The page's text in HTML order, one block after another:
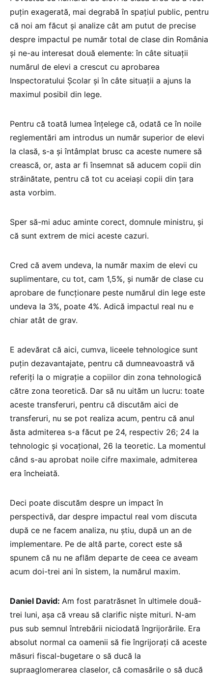
puțin exagerată, mai degrabă în spațiul public, pentru
că noi am făcut și analize cât am putut de precise
despre impactul pe număr total de clase din România
și ne-au interesat două elemente: în câte situații
numărul de elevi a crescut cu aprobarea
Inspectoratului Școlar și în câte situații a ajuns la
maximul posibil din lege.
Pentru că toată lumea înțelege că, odată ce în noile
reglementări am introdus un număr superior de elevi
la clasă, s-a și întâmplat brusc ca aceste numere să
crească, or, asta ar fi însemnat să aducem copii din
străinătate, pentru că tot cu aceiași copii din țara
asta vorbim.
Sper să-mi aduc aminte corect, domnule ministru, și
că sunt extrem de mici aceste cazuri.
Cred că avem undeva, la număr maxim de elevi cu
suplimentare, cu tot, cam 1,5%, și număr de clase cu
aprobare de funcționare peste numărul din lege este
undeva la 3%, poate 4%. Adică impactul real nu e
chiar atât de grav.
E adevărat că aici, cumva, liceele tehnologice sunt
puțin dezavantajate, pentru că dumneavoastră vă
referiți la o migrație a copiilor din zona tehnologică
către zona teoretică. Dar să nu uităm un lucru: toate
aceste transferuri, pentru că discutăm aici de
transferuri, nu se pot realiza acum, pentru că anul
ăsta admiterea s-a făcut pe 24, respectiv 26; 24 la
tehnologic și vocațional, 26 la teoretic. La momentul
când s-au aprobat noile cifre maximale, admiterea
era încheiată.
Deci poate discutăm despre un impact în
perspectivă, dar despre impactul real vom discuta
după ce ne facem analiza, nu știu, după un an de
implementare. Pe de altă parte, corect este să
spunem că nu ne aflăm departe de ceea ce aveam
acum doi-trei ani în sistem, la numărul maxim.
Daniel David: Am fost paratrăsnet în ultimele două-
trei luni, așa că vreau să clarific niște mituri. N-am
pus sub semnul întrebării niciodată îngrijorările. Era
absolut normal ca oamenii să fie îngrijorați că aceste
măsuri fiscal-bugetare o să ducă la
supraaglomerarea claselor, că comasările o să ducă